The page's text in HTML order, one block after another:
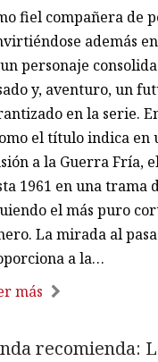
fiel compañera de
además
personaje
y, aventuro, un
en la serie.
el título indica en
a la Guerra Fría,
1961 en una trama
el más puro
La mirada al
a la…
más
recomienda: